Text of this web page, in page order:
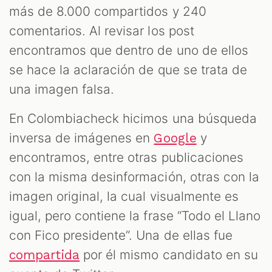
más de 8.000 compartidos y 240
comentarios. Al revisar los post
encontramos que dentro de uno de ellos
se hace la aclaración de que se trata de
una imagen falsa.
En Colombiacheck hicimos una búsqueda
inversa de imágenes en Google y
encontramos, entre otras publicaciones
con la misma desinformación, otras con la
imagen original, la cual visualmente es
igual, pero contiene la frase “Todo el Llano
con Fico presidente”. Una de ellas fue
compartida por él mismo candidato en su